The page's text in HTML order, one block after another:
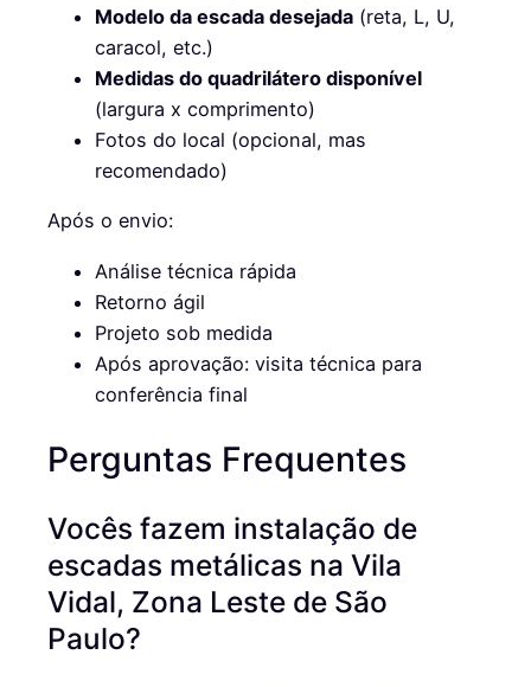
Modelo da escada desejada (reta, L, U,
caracol, etc.)
Medidas do quadrilátero disponível
(largura x comprimento)
Fotos do local (opcional, mas
recomendado)
Após o envio:
Análise técnica rápida
Retorno ágil
Projeto sob medida
Após aprovação: visita técnica para
conferência final
Perguntas Frequentes
Vocês fazem instalação de
escadas metálicas na Vila
Vidal, Zona Leste de São
Paulo?